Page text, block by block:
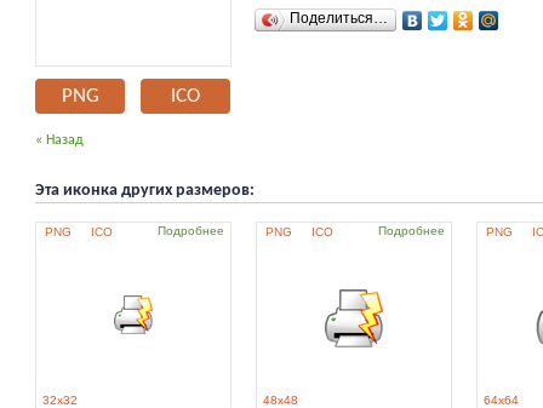
PNG ICO
Поделиться…
« Назад
Эта иконка других размеров:
PNG ICO Подробнее
32x32
PNG ICO Подробнее
48x48
PNG
64x64